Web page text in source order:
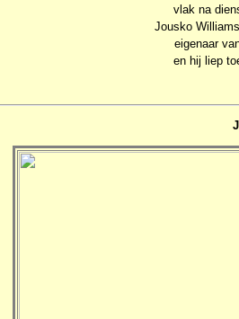
vlak na
Jousko
eigenaar
en hij liep